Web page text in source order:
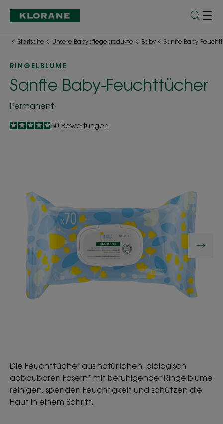
Startseite Unsere Babypflegeprodukte Baby Sanfte Baby-
RINGELBLUME
Sanfte Baby-Feuchttücher
Permanent
4.9
/
5
50 Bewertungen
Die Feuchttücher aus natürlichen, biologisch
abbaubaren Fasern* mit beruhigender Ringelblume
reinigen, spenden Feuchtigkeit und schützen die
Haut in einem Schritt.